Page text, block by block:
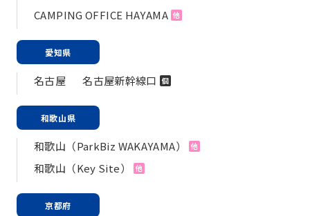
CAMPING OFFICE HAYAMA 他
愛知県
名古屋 名古屋新幹線口 個
和歌山県
和歌山（ParkBiz WAKAYAMA） 他
和歌山（Key Site） 他
京都府